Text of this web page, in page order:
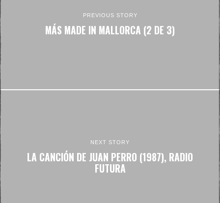
PREVIOUS STORY
MÁS MADE IN MALLORCA (2 DE 3)
NEXT STORY
LA CANCIÓN DE JUAN PERRO (1987), RADIO
FUTURA